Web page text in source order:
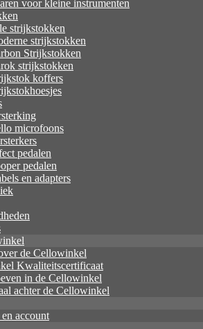
voor kleine instrumenten
strijkstokken
strijkstokken
Strijkstokken
strijkstokken
koffers
microfoons
pedalen
pedalen
en adapters
de Cellowinkel
Kwaliteitscertificaat
in de Cellowinkel
achter de Cellowinkel
account